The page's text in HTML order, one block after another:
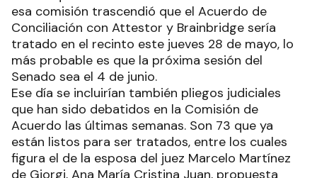
esa comisión trascendió que el Acuerdo de
Conciliación con Attestor y Brainbridge sería
tratado en el recinto este jueves 28 de mayo, lo
más probable es que la próxima sesión del
Senado sea el 4 de junio.
Ese día se incluirían también pliegos judiciales
que han sido debatidos en la Comisión de
Acuerdo las últimas semanas. Son 73 que ya
están listos para ser tratados, entre los cuales
figura el de la esposa del juez Marcelo Martínez
de Giorgi, Ana María Cristina Juan, propuesta